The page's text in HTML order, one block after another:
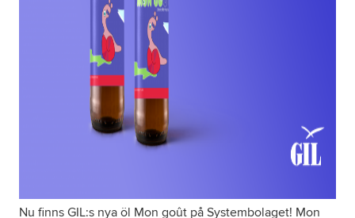
Nu finns GIL:s nya öl Mon goût på Systembolaget! Mon